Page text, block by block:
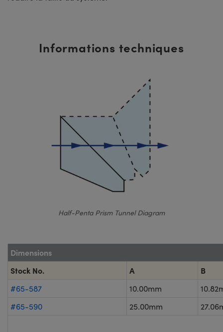
Informations techniques
Half-Penta Prism Tunnel Diagram
Dimensions
Stock No.
A B
#65-587 10.00mm
#65-590
25.00mm